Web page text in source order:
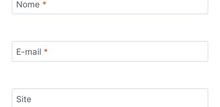
Nome *
E-mail *
Site